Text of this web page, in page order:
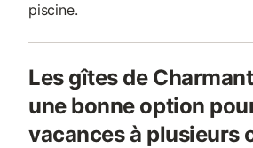
piscine.
Les gîtes de
une bonne option
vacances à plusieurs